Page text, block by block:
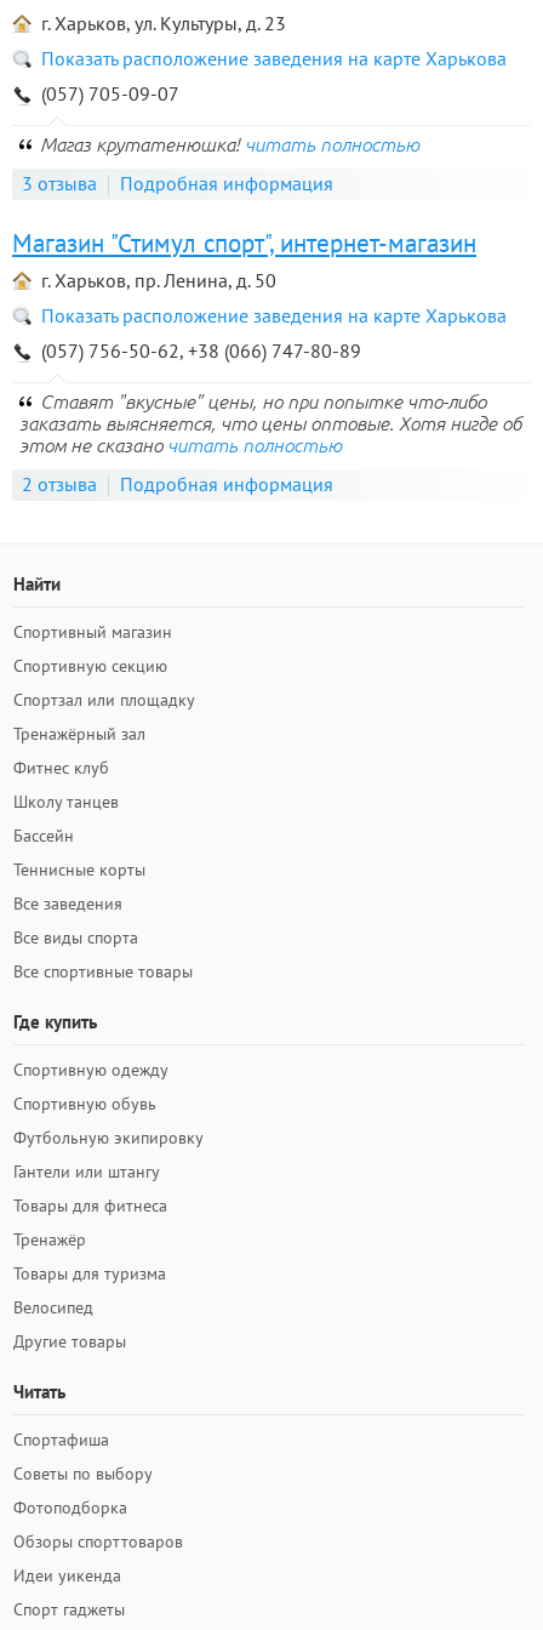
г. Харьков, ул. Культуры, д. 23
Показать расположение заведения на карте Харькова
(057) 705-09-07
Магаз крутатенюшка! читать полностью
3 отзыва Подробная информация
Магазин "Стимул спорт", интернет-магазин
г. Харьков, пр. Ленина, д. 50
Показать расположение заведения на карте Харькова
(057) 756-50-62, +38 (066) 747-80-89
Ставят "вкусные" цены, но при попытке что-либо
заказать выясняется, что цены оптовые. Хотя нигде об
этом не сказано читать полностью
2 отзыва Подробная информация
Найти
Спортивный магазин
Спортивную секцию
Спортзал или площадку
Тренажёрный зал
Фитнес клуб
Школу танцев
Бассейн
Теннисные корты
Все заведения
Все виды спорта
Все спортивные товары
Где купить
Спортивную одежду
Спортивную обувь
Футбольную экипировку
Гантели или штангу
Товары для фитнеса
Тренажёр
Товары для туризма
Велосипед
Другие товары
Читать
Спортафиша
Советы по выбору
Фотоподборка
Обзоры спорттоваров
Идеи уикенда
Спорт гаджеты